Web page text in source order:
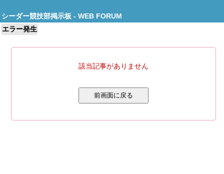
シーダー競技部掲示板 - WEB FORUM
エラー発生
該当記事がありません